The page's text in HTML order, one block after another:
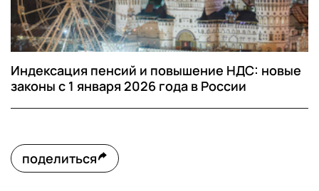
Индексация пенсий и повышение НДС: новые
законы с 1 января 2026 года в России
поделиться